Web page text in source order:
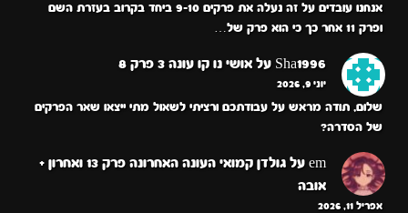
אנחנו עובדים על זה נעלה את פרקים 9-10 ביחד בקרוב בעזרת השם
ופרק 11 אחר כך כי הוא פרק של…
Sha1996 על אושי נו קו עונה 3 פרק 8
יוני 9, 2026
שלום, תודה מראש על עבודתכם ורציתי לשאול מתי ייצאו שאר הפרקים
של הסדרה?
em על
גולדן קמואי העונה האחרונה פרק 13 ואחרון +
אובה
אפריל 11, 2026